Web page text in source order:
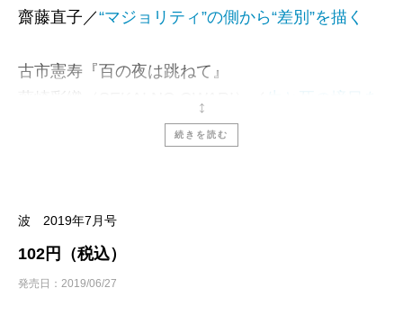
齋藤直子／“マジョリティ”の側から“差別”を描く
古市憲寿『百の夜は跳ねて』
ローベルト・ゼーターラー、浅井晶子／訳『ある
一生』（新潮クレスト・ブックス）
続きを読む
波 2019年7月号
102円（税込）
発売日：2019/06/27